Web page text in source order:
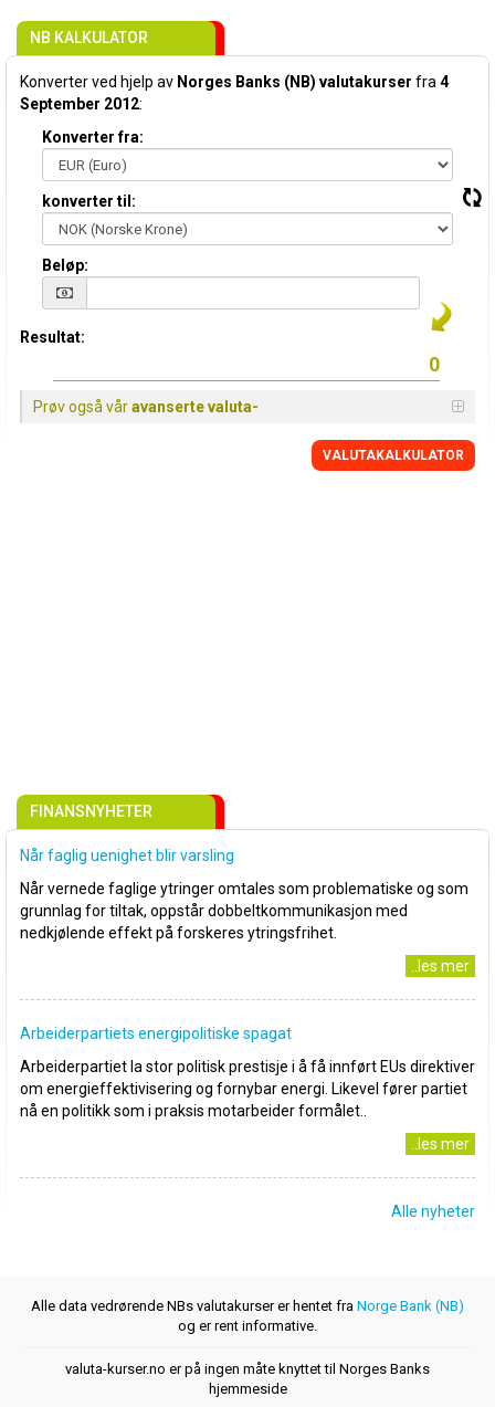
NB KALKULATOR
Konverter ved hjelp av Norges Banks (NB) valutakurser fra 4
September 2012:
Konverter fra:
konverter til:
Beløp:
Resultat:
Prøv også våravanserte valuta-
VALUTAKALKULATOR
FINANSNYHETER
Når faglig uenighet blir varsling
Når vernede faglige ytringer omtales som problematiske og som
grunnlag for tiltak, oppstår dobbeltkommunikasjon med
nedkjølende effekt på forskeres ytringsfrihet.
..les mer
Arbeiderpartiets energipolitiske spagat
Arbeiderpartiet la stor politisk prestisje i å få innført EUs direktiver
om energieffektivisering og fornybar energi. Likevel fører partiet
nå en politikk som i praksis motarbeider formålet..
..les mer
Alle nyheter
Alle data vedrørende NBs valutakurser er hentet fra Norge Bank (NB)
og er rent informative.
valuta-kurser.no er på ingen måte knyttet til Norges Banks
hjemmeside